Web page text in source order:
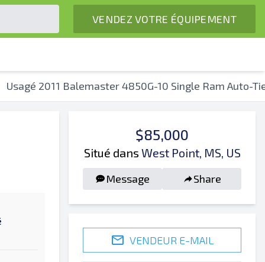
VENDEZ VOTRE ÉQUIPEMENT
Usagé 2011 Balemaster 4850G-10 Single Ram Auto-
$85,000
Situé dans West Point, MS, US
Message Share
VENDEUR E-MAIL